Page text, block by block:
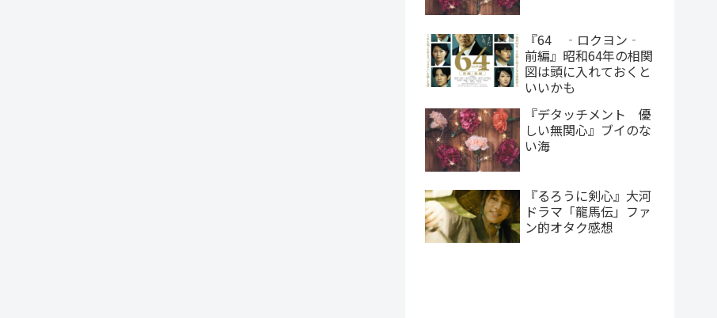
『64 ‐ロクヨン‐
前編』昭和64年の相関
図は頭に入れておくと
いいかも
『デタッチメント 優
しい無関心』ブイのな
い海
『るろうに剣心』大河
ドラマ「龍馬伝」ファ
ン的オタク感想